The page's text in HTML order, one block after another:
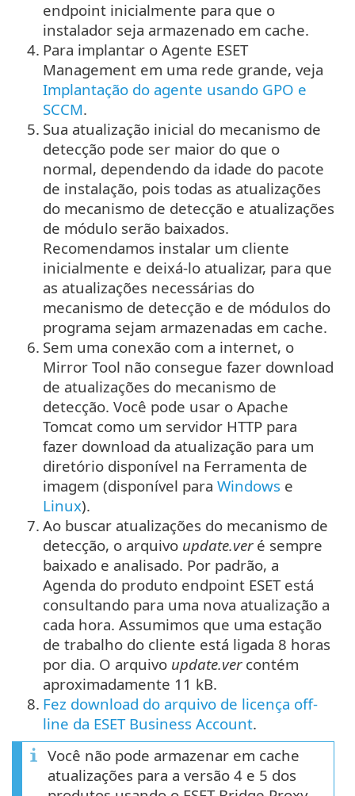
endpoint inicialmente para que o
instalador seja armazenado em cache.
4. Para implantar o Agente ESET
Management em uma rede grande, veja
Implantação do agente usando GPO e
SCCM.
5. Sua atualização inicial do mecanismo de
detecção pode ser maior do que o
normal, dependendo da idade do pacote
de instalação, pois todas as atualizações
do mecanismo de detecção e atualizações
de módulo serão baixados.
Recomendamos instalar um cliente
inicialmente e deixá-lo atualizar, para que
as atualizações necessárias do
mecanismo de detecção e de módulos do
programa sejam armazenadas em cache.
6. Sem uma conexão com a internet, o
Mirror Tool não consegue fazer download
de atualizações do mecanismo de
detecção. Você pode usar o Apache
Tomcat como um servidor HTTP para
fazer download da atualização para um
diretório disponível na Ferramenta de
imagem (disponível para Windows e
Linux).
7. Ao buscar atualizações do mecanismo de
detecção, o arquivo update.veré sempre
baixado e analisado. Por padrão, a
Agenda do produto endpoint ESET está
consultando para uma nova atualização a
cada hora. Assumimos que uma estação
de trabalho do cliente está ligada 8 horas
por dia. O arquivo update.vercontém
aproximadamente 11 kB.
8. Fez download do arquivo de licença off-
line da ESET Business Account.
Você não pode armazenar em cache
atualizações para a versão 4 e 5 dos